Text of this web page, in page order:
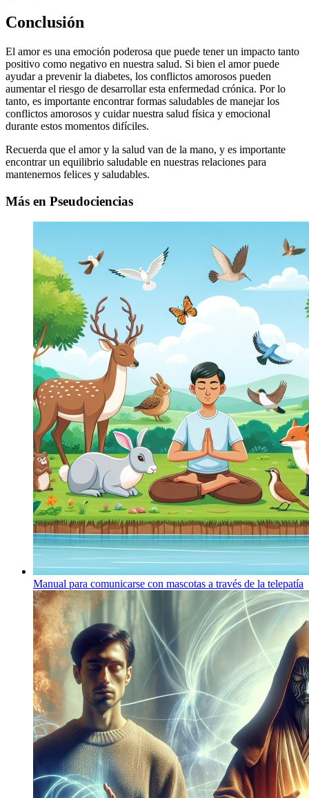
Conclusión
El amor es una emoción poderosa que puede tener un impacto tanto
positivo como negativo en nuestra salud. Si bien el amor puede
ayudar a prevenir la diabetes, los conflictos amorosos pueden
aumentar el riesgo de desarrollar esta enfermedad crónica. Por lo
tanto, es importante encontrar formas saludables de manejar los
conflictos amorosos y cuidar nuestra salud física y emocional
durante estos momentos difíciles.
Recuerda que el amor y la salud van de la mano, y es importante
encontrar un equilibrio saludable en nuestras relaciones para
mantenernos felices y saludables.
Más en Pseudociencias
Manual para comunicarse con mascotas a través de la telepatía